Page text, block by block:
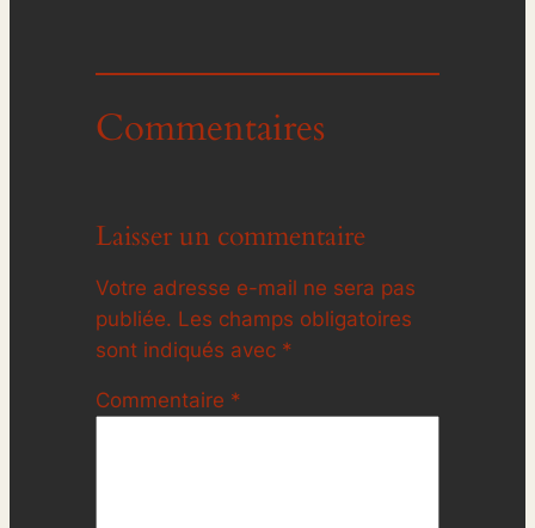
Commentaires
Laisser un commentaire
Votre adresse e-mail ne sera pas
publiée. Les champs obligatoires
sont indiqués avec *
Commentaire *